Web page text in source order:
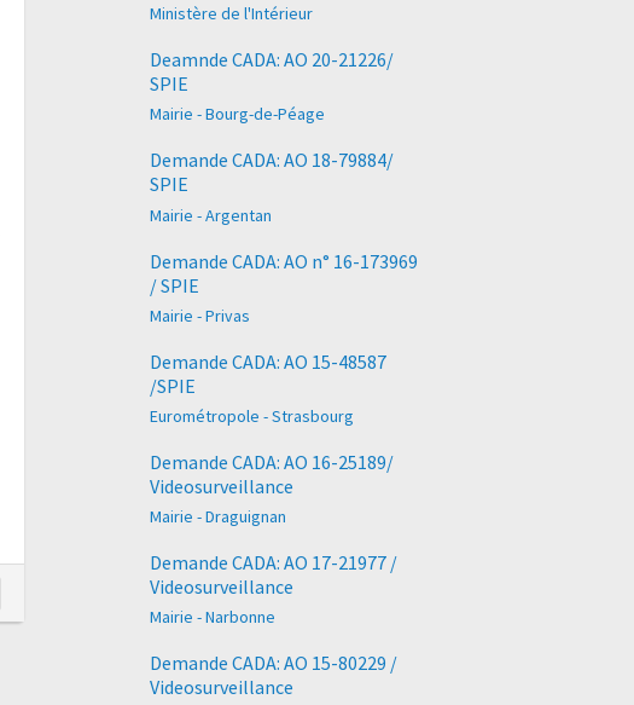
Ministère de l'Intérieur
Deamnde CADA: AO 20-21226/
SPIE
Mairie - Bourg-de-Péage
Demande CADA: AO 18-79884/
SPIE
Mairie - Argentan
Demande CADA: AO n° 16-173969
/ SPIE
Mairie - Privas
Demande CADA: AO 15-48587
/SPIE
Eurométropole - Strasbourg
Demande CADA: AO 16-25189/
Videosurveillance
Mairie - Draguignan
Demande CADA: AO 17-21977 /
Videosurveillance
Mairie - Narbonne
Demande CADA: AO 15-80229 /
Videosurveillance